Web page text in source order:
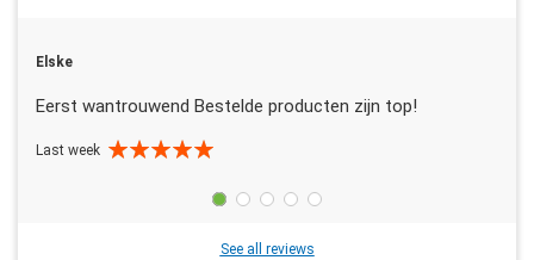
Elske
Eerst wantrouwend Bestelde producten zijn top!
Last week
See all reviews